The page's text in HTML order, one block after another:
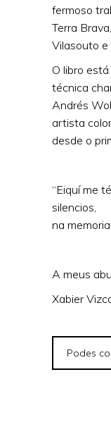
fermoso
Terra
Vilasouto e
O libro
técnica
Andrés
artista
desde o
“Eiquí me
silencios,
na
A meus
Xabier
Podes